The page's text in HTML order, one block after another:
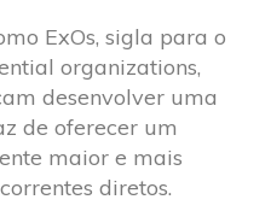
ExOs, sigla para o
organizations,
desenvolver uma
de oferecer um
maior e mais
diretos.